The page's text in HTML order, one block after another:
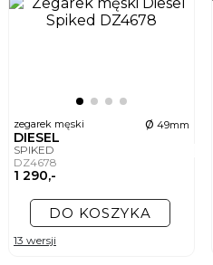
zegarek męski ø 49mm
DIESEL
SPIKED
DZ4678
1 290,-
DO KOSZYKA
13 wersji